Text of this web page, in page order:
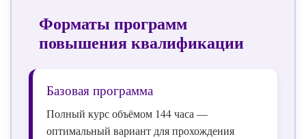
Форматы программ
повышения квалификации
Базовая программа
Полный курс объёмом 144 часа —
оптимальный вариант для прохождения